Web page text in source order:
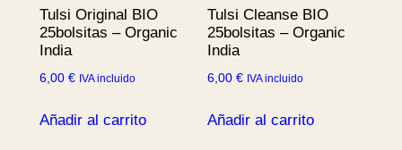
Tulsi Original BIO
25bolsitas – Organic
India
6,00 € IVA incluido
Añadir al carrito
Tulsi Cleanse BIO
25bolsitas – Organic
India
6,00€ IVA incluido
Añadir al carrito